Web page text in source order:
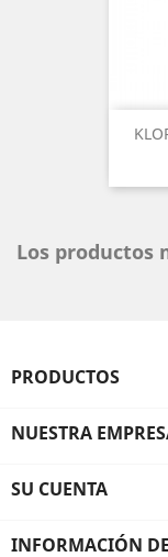
Los productos
PRODUCTOS
NUESTRA
SU CUENTA
INFORMACIÓN